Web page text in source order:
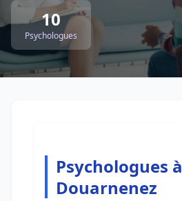
10
Psychologues
Psychologues à
Douarnenez